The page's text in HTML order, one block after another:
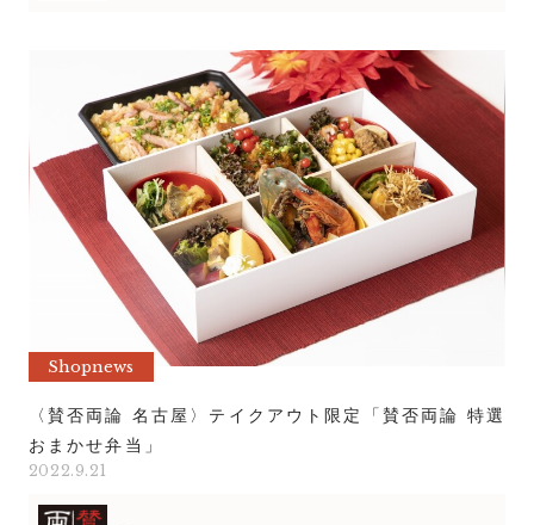
Shopnews
〈賛否両論 名古屋〉テイクアウト限定「賛否両論 特選
おまかせ弁当」
2022.9.21